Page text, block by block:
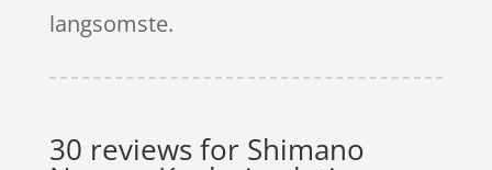
langsomste.
30 reviews for Shimano